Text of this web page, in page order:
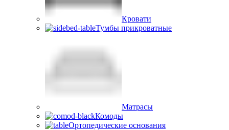
Кровати
Тумбы прикроватные
Матрасы
Комоды
Ортопедические основания